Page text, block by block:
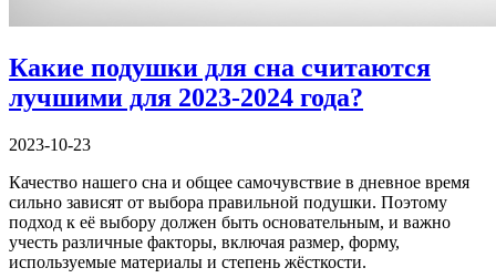
Какие подушки для сна считаются
лучшими для 2023-2024 года?
2023-10-23
Качество нашего сна и общее самочувствие в дневное время
сильно зависят от выбора правильной подушки. Поэтому
подход к её выбору должен быть основательным, и важно
учесть различные факторы, включая размер, форму,
используемые материалы и степень жёсткости.